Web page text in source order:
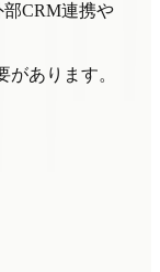
CRM連携や
あります。